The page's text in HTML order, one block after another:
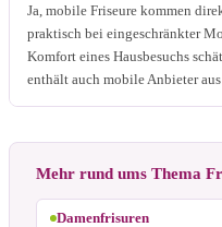
Ja, mobile Friseure kommen
praktisch bei eingeschränkter
Komfort eines Hausbesuchs
enthält auch mobile Anbieter aus
Mehr rund ums Thema
Damenfrisuren